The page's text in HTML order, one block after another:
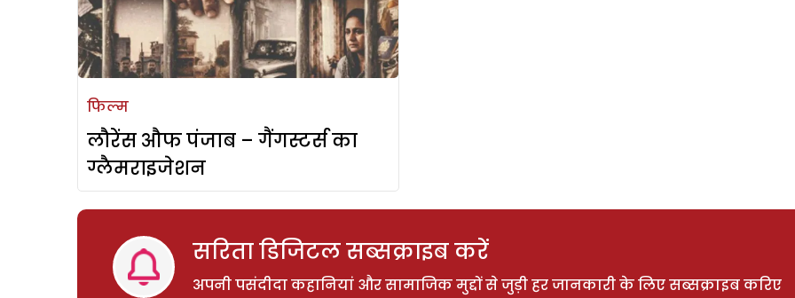
फिल्म
लौरेंस औफ पंजाब – गैंगस्टर्स का
ग्लैमराइजेशन
सरिता डिजिटल सब्सक्राइब करें
अपनी पसंदीदा कहानियां और सामाजिक मुद्दों से जुड़ी हर जानकारी के लिए सब्सक्राइब करिए